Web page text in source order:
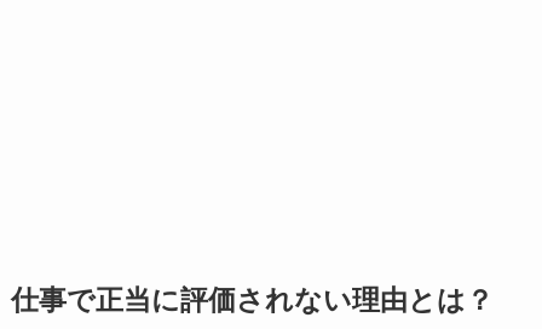
仕事で正当に評価されない理由とは？